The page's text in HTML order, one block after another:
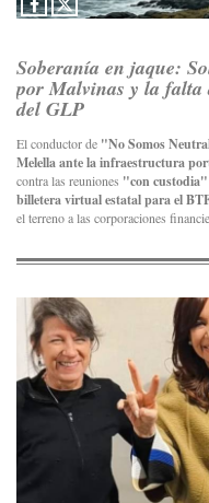
Soberanía en jaque:
por Malvinas y la falta
del GLP
El conductor de "No Somos
Melella ante la infraestructura
contra las reuniones "con custodia"
billetera virtual estatal para el
el terreno a las corporaciones